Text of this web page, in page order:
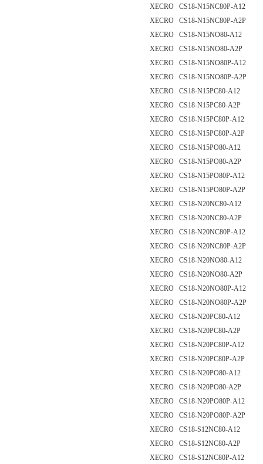
XECRO CS18-N15NC80P-A12
XECRO CS18-N15NC80P-A2P
XECRO CS18-N15NO80-A12
XECRO CS18-N15NO80-A2P
XECRO CS18-N15NO80P-A12
XECRO CS18-N15NO80P-A2P
XECRO CS18-N15PC80-A12
XECRO CS18-N15PC80-A2P
XECRO CS18-N15PC80P-A12
XECRO CS18-N15PC80P-A2P
XECRO CS18-N15PO80-A12
XECRO CS18-N15PO80-A2P
XECRO CS18-N15PO80P-A12
XECRO CS18-N15PO80P-A2P
XECRO CS18-N20NC80-A12
XECRO CS18-N20NC80-A2P
XECRO CS18-N20NC80P-A12
XECRO CS18-N20NC80P-A2P
XECRO CS18-N20NO80-A12
XECRO CS18-N20NO80-A2P
XECRO CS18-N20NO80P-A12
XECRO CS18-N20NO80P-A2P
XECRO CS18-N20PC80-A12
XECRO CS18-N20PC80-A2P
XECRO CS18-N20PC80P-A12
XECRO CS18-N20PC80P-A2P
XECRO CS18-N20PO80-A12
XECRO CS18-N20PO80-A2P
XECRO CS18-N20PO80P-A12
XECRO CS18-N20PO80P-A2P
XECRO CS18-S12NC80-A12
XECRO CS18-S12NC80-A2P
XECRO CS18-S12NC80P-A12